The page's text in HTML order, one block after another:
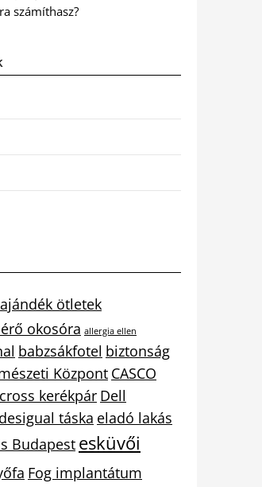
számíthasz?
ajándék ötletek
okosóra allergia ellen
babzsákfotel biztonság
Központ CASCO
cross kerékpár Dell
desigual táska eladó lakás
Budapest esküvői
Fog implantátum